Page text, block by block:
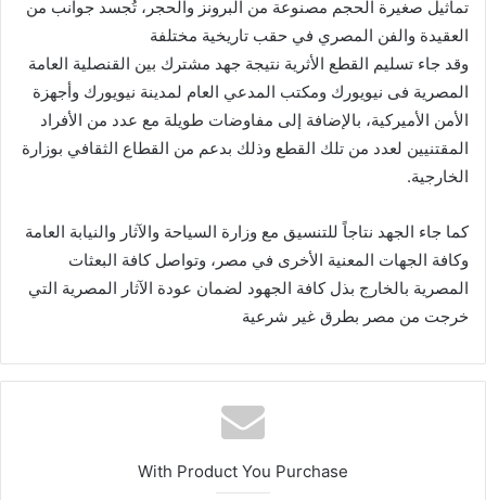
تماثيل صغيرة الحجم مصنوعة من البرونز والحجر، تُجسد جوانب من
العقيدة والفن المصري في حقب تاريخية مختلفة
وقد جاء تسليم القطع الأثرية نتيجة جهد مشترك بين القنصلية العامة
المصرية فى نيويورك ومكتب المدعي العام لمدينة نيويورك وأجهزة
الأمن الأميركية، بالإضافة إلى مفاوضات طويلة مع عدد من الأفراد
المقتنيين لعدد من تلك القطع وذلك بدعم من القطاع الثقافي بوزارة
الخارجية.
كما جاء الجهد نتاجاً للتنسيق مع وزارة السياحة والآثار والنيابة العامة
وكافة الجهات المعنية الأخرى في مصر، وتواصل كافة البعثات
المصرية بالخارج بذل كافة الجهود لضمان عودة الآثار المصرية التي
خرجت من مصر بطرق غير شرعية
With Product You Purchase